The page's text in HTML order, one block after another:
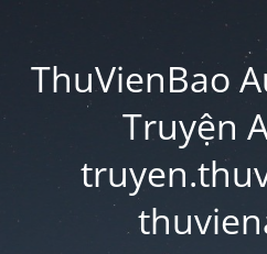
ThuVienBao
Truyện